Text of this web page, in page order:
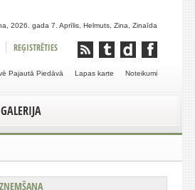
2026. gada 7. Aprīlis, Helmuts, Zina, Zinaīda
REĢISTRĒTIES
Noteikumi
Lapas karte
Pajautā Piedāvā
GALERIJA